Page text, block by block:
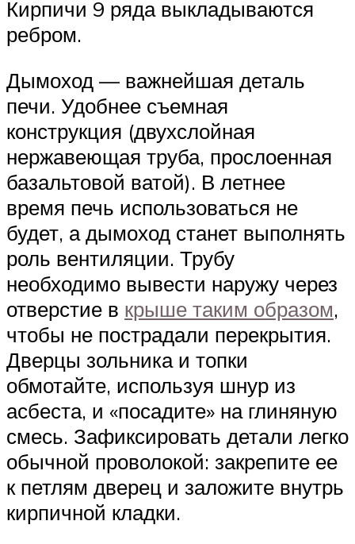
Кирпичи 9 ряда выкладываются
ребром.
Дымоход — важнейшая деталь
печи. Удобнее съемная
конструкция (двухслойная
нержавеющая труба, прослоенная
базальтовой ватой). В летнее
время печь использоваться не
будет, а дымоход станет выполнять
роль вентиляции. Трубу
необходимо вывести наружу через
отверстие в крыше таким образом,
чтобы не пострадали перекрытия.
Дверцы зольника и топки
обмотайте, используя шнур из
асбеста, и «посадите» на глиняную
смесь. Зафиксировать детали легко
обычной проволокой: закрепите ее
к петлям дверец и заложите внутрь
кирпичной кладки.